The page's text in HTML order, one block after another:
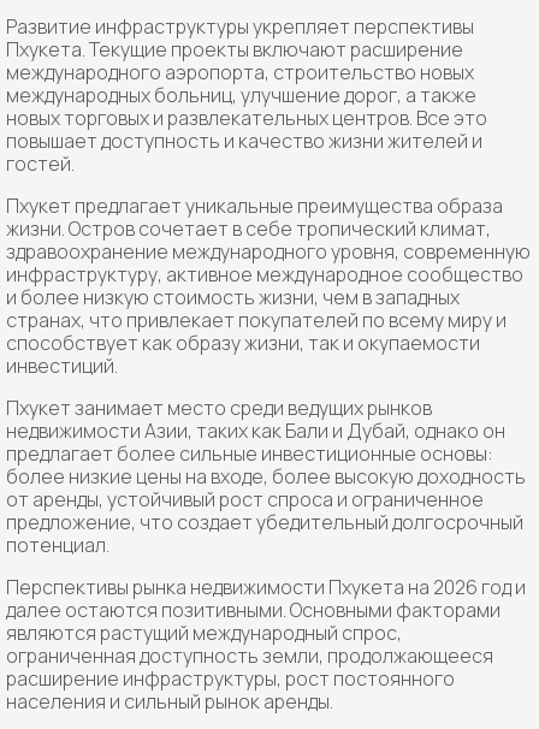
Развитие инфраструктуры укрепляет перспективы
Пхукета. Текущие проекты включают расширение
международного аэропорта, строительство новых
международных больниц, улучшение дорог, а также
новых торговых и развлекательных центров. Все это
повышает доступность и качество жизни жителей и
гостей.
Пхукет предлагает уникальные преимущества образа
жизни. Остров сочетает в себе тропический климат,
здравоохранение международного уровня, современную
инфраструктуру, активное международное сообщество
и более низкую стоимость жизни, чем в западных
странах, что привлекает покупателей по всему миру и
способствует как образу жизни, так и окупаемости
инвестиций.
Пхукет занимает место среди ведущих рынков
недвижимости Азии, таких как Бали и Дубай, однако он
предлагает более сильные инвестиционные основы:
более низкие цены на входе, более высокую доходность
от аренды, устойчивый рост спроса и ограниченное
предложение, что создает убедительный долгосрочный
потенциал.
Перспективы рынка недвижимости Пхукета на 2026 год и
далее остаются позитивными. Основными факторами
являются растущий международный спрос,
ограниченная доступность земли, продолжающееся
расширение инфраструктуры, рост постоянного
населения и сильный рынок аренды.